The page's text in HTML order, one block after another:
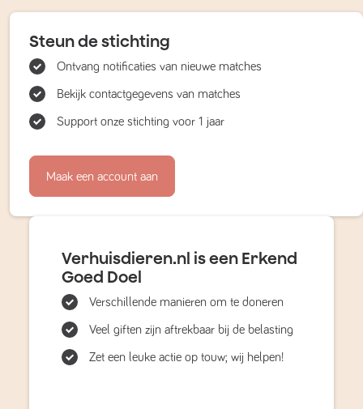
Steun de stichting
Ontvang notificaties van nieuwe matches
Bekijk contactgegevens van matches
Support onze stichting voor 1 jaar
Maak een account aan
Verhuisdieren.nl is een Erkend
Goed Doel
Verschillende manieren om te doneren
Veel giften zijn aftrekbaar bij de belasting
Zet een leuke actie op touw; wij helpen!